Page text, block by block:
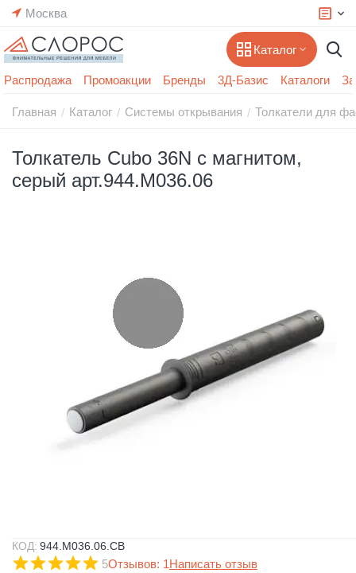
Москва
Каталог
Распродажа Промоакции Бренды 3Д-Базис Каталоги
Главная / Каталог / Системы открывания / Толкатели для
Толкатель Cubo 36N с магнитом,
серый арт.944.M036.06
КОД: 944.M036.06.CB
5Отзывов: 1Написать отзыв